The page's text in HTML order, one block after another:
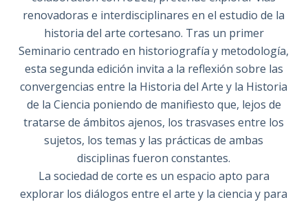
renovadoras e interdisciplinares en el estudio de la
historia del arte cortesano. Tras un primer
Seminario centrado en historiografía y metodología,
esta segunda edición invita a la reflexión sobre las
convergencias entre la Historia del Arte y la Historia
de la Ciencia poniendo de manifiesto que, lejos de
tratarse de ámbitos ajenos, los trasvases entre los
sujetos, los temas y las prácticas de ambas
disciplinas fueron constantes.
La sociedad de corte es un espacio apto para
explorar los diálogos entre el arte y la ciencia y para